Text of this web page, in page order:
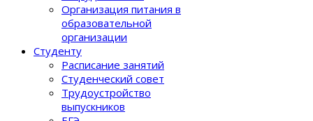
Организация питания в
образовательной
организации
Студенту
Расписание занятий
Студенческий совет
Трудоустройство
выпускников